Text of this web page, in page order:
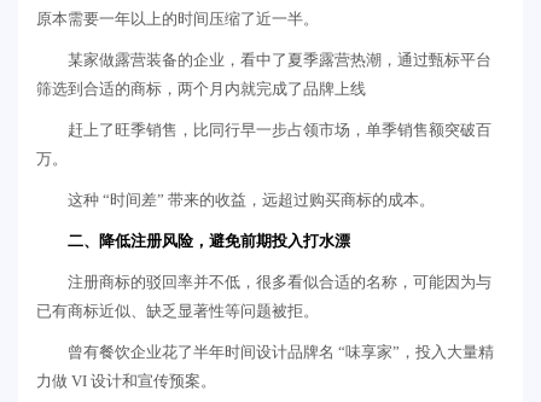
原本需要一年以上的时间压缩了近一半。
某家做露营装备的企业，看中了夏季露营热潮，通过甄标平台
筛选到合适的商标，两个月内就完成了品牌上线
赶上了旺季销售，比同行早一步占领市场，单季销售额突破百
万。
这种 “时间差” 带来的收益，远超过购买商标的成本。
二、降低注册风险，避免前期投入打水漂
注册商标的驳回率并不低，很多看似合适的名称，可能因为与
已有商标近似、缺乏显著性等问题被拒。
曾有餐饮企业花了半年时间设计品牌名 “味享家”，投入大量精
力做 VI 设计和宣传预案。